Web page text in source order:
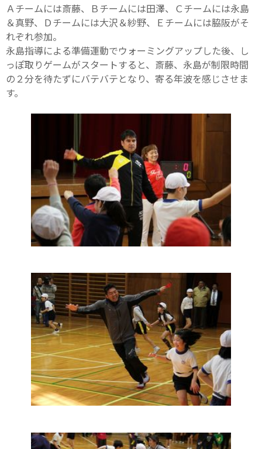
Ａチームには斎藤、Ｂチームには田澤、Ｃチームには永島
＆真野、Ｄチームには大沢＆紗野、Ｅチームには脇阪がそ
れぞれ参加。
永島指導による準備運動でウォーミングアップした後、し
っぽ取りゲームがスタートすると、斎藤、永島が制限時間
の２分を待たずにバテバテとなり、寄る年波を感じさせま
す。